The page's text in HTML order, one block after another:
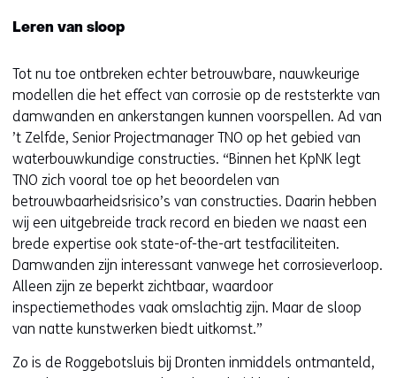
Leren van sloop
Tot nu toe ontbreken echter betrouwbare, nauwkeurige
modellen die het effect van corrosie op de reststerkte van
damwanden en ankerstangen kunnen voorspellen. Ad van
’t Zelfde, Senior Projectmanager TNO op het gebied van
waterbouwkundige constructies. “Binnen het KpNK legt
TNO zich vooral toe op het beoordelen van
betrouwbaarheidsrisico’s van constructies. Daarin hebben
wij een uitgebreide track record en bieden we naast een
brede expertise ook state-of-the-art testfaciliteiten.
Damwanden zijn interessant vanwege het corrosieverloop.
Alleen zijn ze beperkt zichtbaar, waardoor
inspectiemethodes vaak omslachtig zijn. Maar de sloop
van natte kunstwerken biedt uitkomst.”
Zo is de Roggebotsluis bij Dronten inmiddels ontmanteld,